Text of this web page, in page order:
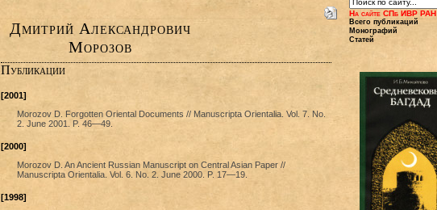
Дмитрий Александрович
Морозов
Публикации
[2001]
Morozov D. Forgotten Oriental Documents // Manuscripta Orientalia. Vol. 7. No.
2. June 2001. P. 46—49.
[2000]
Morozov D. An Ancient Russian Manuscript on Central Asian Paper //
Manuscripta Orientalia. Vol. 6. No. 2. June 2000. P. 17—19.
[1998]
На сайте СПб ИВР РАН
Всего публикаций
Монографий
Статей